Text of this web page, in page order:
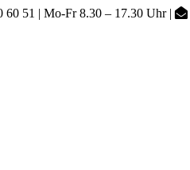
60 51 | Mo-Fr 8.30 – 17.30 Uhr |